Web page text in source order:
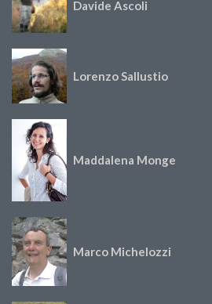
Davide Ascoli
Lorenzo Sallustio
Maddalena Monge
Marco Michelozzi